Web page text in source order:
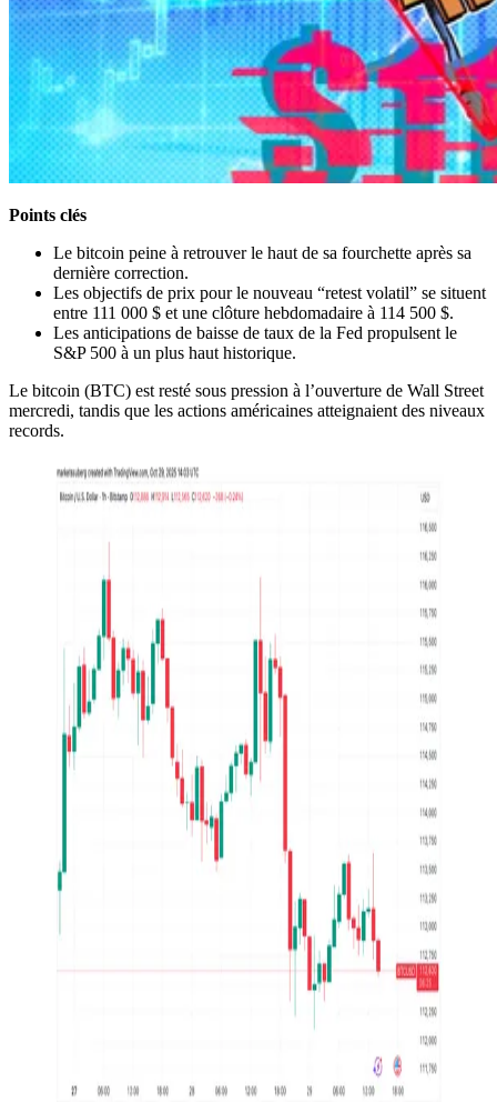
Points clés
Le bitcoin peine à retrouver le haut de sa fourchette après sa
dernière correction.
Les objectifs de prix pour le nouveau “retest volatil” se situent
entre 111 000 $ et une clôture hebdomadaire à 114 500 $.
Les anticipations de baisse de taux de la Fed propulsent le
S&P 500 à un plus haut historique.
Le bitcoin (BTC) est resté sous pression à l’ouverture de Wall Street
mercredi, tandis que les actions américaines atteignaient des niveaux
records.